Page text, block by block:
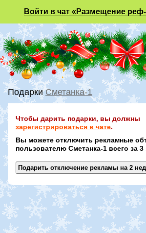
Войти в чат «Размещение
ПодаркиСметанка-1
Чтобы дарить подарки, вы должны
зарегистрироваться в чате.
Вы можете отключить рекламные
пользователю Сметанка-1 всего за